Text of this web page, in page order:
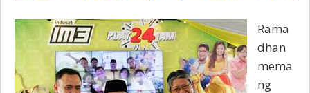
Rama
dhan
mema
ng